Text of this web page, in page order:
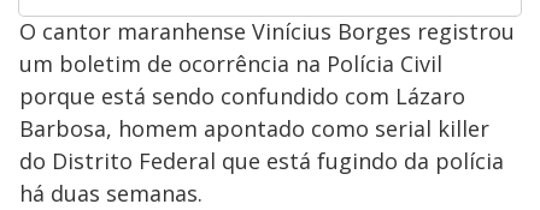
O cantor maranhense Vinícius Borges registrou
um boletim de ocorrência na Polícia Civil
porque está sendo confundido com Lázaro
Barbosa, homem apontado como serial killer
do Distrito Federal que está fugindo da polícia
há duas semanas.